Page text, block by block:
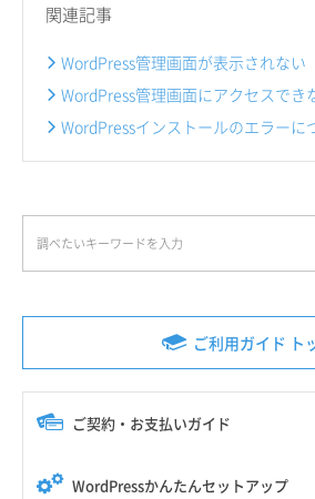
ご利用ガイド ト
ご契約・お支払いガイド
WordPressかんたんセットアップ
関連記事
WordPress管理画面が表示されない
WordPress管理画面にアクセスでき
WordPressインストールのエラーに